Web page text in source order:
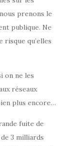
prenons le
publique. Ne
risque qu’elles
on ne les
réseaux
plus encore…
fuite de
3 milliards